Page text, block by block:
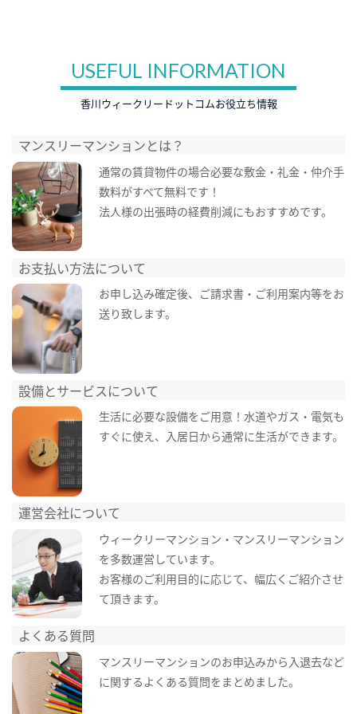
USEFUL INFORMATION
香川ウィークリードットコムお役立ち情報
マンスリーマンションとは？
通常の賃貸物件の場合必要な敷金・礼金・仲介手
数料がすべて無料です！
法人様の出張時の経費削減にもおすすめです。
お支払い方法について
お申し込み確定後、ご請求書・ご利用案内等をお
送り致します。
設備とサービスについて
生活に必要な設備をご用意！水道やガス・電気も
すぐに使え、入居日から通常に生活ができます。
運営会社について
ウィークリーマンション・マンスリーマンション
を多数運営しています。
お客様のご利用目的に応じて、幅広くご紹介させ
て頂きます。
よくある質問
マンスリーマンションのお申込みから入退去など
に関するよくある質問をまとめました。